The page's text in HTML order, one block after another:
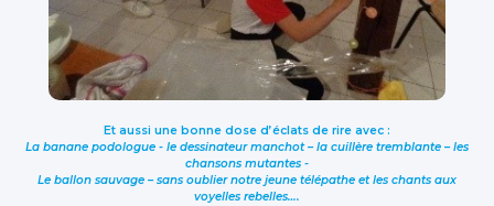
Et aussi une bonne dose d’éclats de rire avec :
La banane podologue - le dessinateur manchot – la cuillère tremblante – les
chansons mutantes -
Le ballon sauvage – sans oublier notre jeune télépathe et les chants aux
voyelles rebelles….